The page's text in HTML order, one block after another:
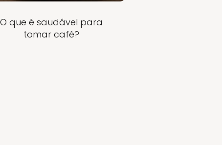
O que é saudável para
tomar café?